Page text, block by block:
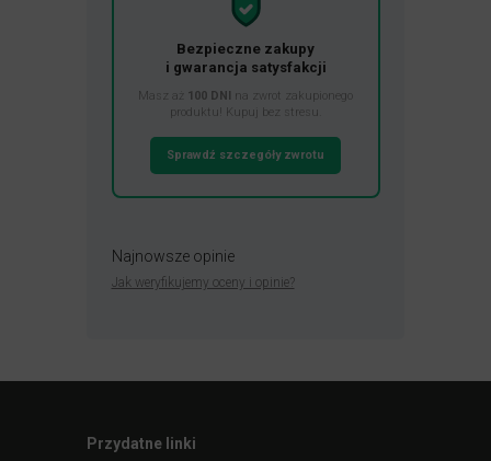
Bezpieczne zakupy
i gwarancja satysfakcji
Masz aż 100 DNI
na zwrot zakupionego
produktu! Kupuj bez stresu.
Sprawdź szczegóły zwrotu
Najnowsze opinie
Jak weryfikujemy oceny i opinie?
Przydatne linki